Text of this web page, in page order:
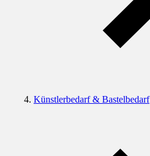
Künstlerbedarf & Bastelbedarf